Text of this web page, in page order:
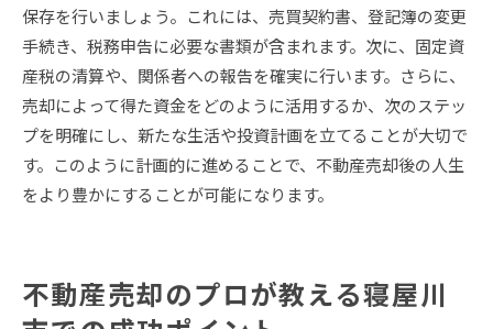
保存を行いましょう。これには、売買契約書、登記簿の変更
手続き、税務申告に必要な書類が含まれます。次に、固定資
産税の清算や、関係者への報告を確実に行います。さらに、
売却によって得た資金をどのように活用するか、次のステッ
プを明確にし、新たな生活や投資計画を立てることが大切で
す。このように計画的に進めることで、不動産売却後の人生
をより豊かにすることが可能になります。
不動産売却のプロが教える寝屋川